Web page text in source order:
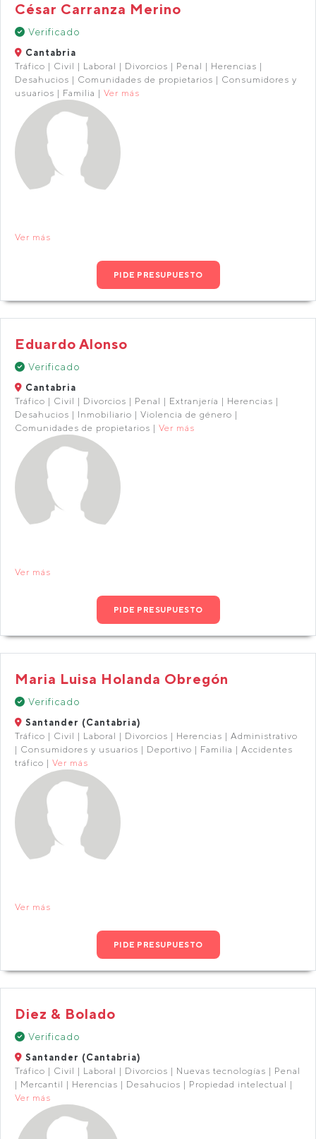
César Carranza Merino
Verificado
Cantabria
Tráfico | Civil | Laboral | Divorcios | Penal | Herencias |
Desahucios | Comunidades de propietarios | Consumidores y
usuarios | Familia | Ver más
Ver más
PIDE PRESUPUESTO
Eduardo Alonso
Verificado
Cantabria
Tráfico | Civil | Divorcios | Penal | Extranjería | Herencias |
Desahucios | Inmobiliario | Violencia de género |
Comunidades de propietarios | Ver más
Ver más
PIDE PRESUPUESTO
Maria Luisa Holanda Obregón
Verificado
Santander (Cantabria)
Tráfico | Civil | Laboral | Divorcios | Herencias | Administrativo
| Consumidores y usuarios | Deportivo | Familia | Accidentes
tráfico | Ver más
Ver más
PIDE PRESUPUESTO
Diez & Bolado
Verificado
Santander (Cantabria)
Tráfico | Civil | Laboral | Divorcios | Nuevas tecnologías | Penal
| Mercantil | Herencias | Desahucios | Propiedad intelectual |
Ver más